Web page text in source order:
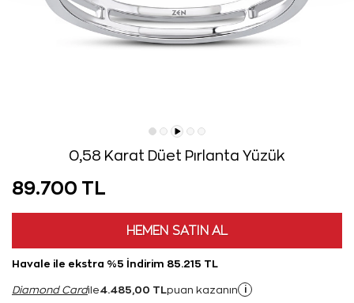
0,58 Karat Düet Pırlanta Yüzük
89.700 TL
HEMEN SATIN AL
Havale ile ekstra %5 İndirim 85.215 TL
Diamond Cardile4.485,00 TL puan kazanın i